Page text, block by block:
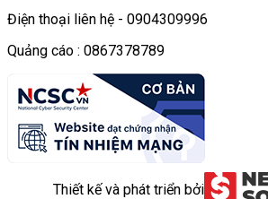
Điện thoại liên hệ - 0904309996
Quảng cáo : 0867378789
Thiết kế và phát triển bởi